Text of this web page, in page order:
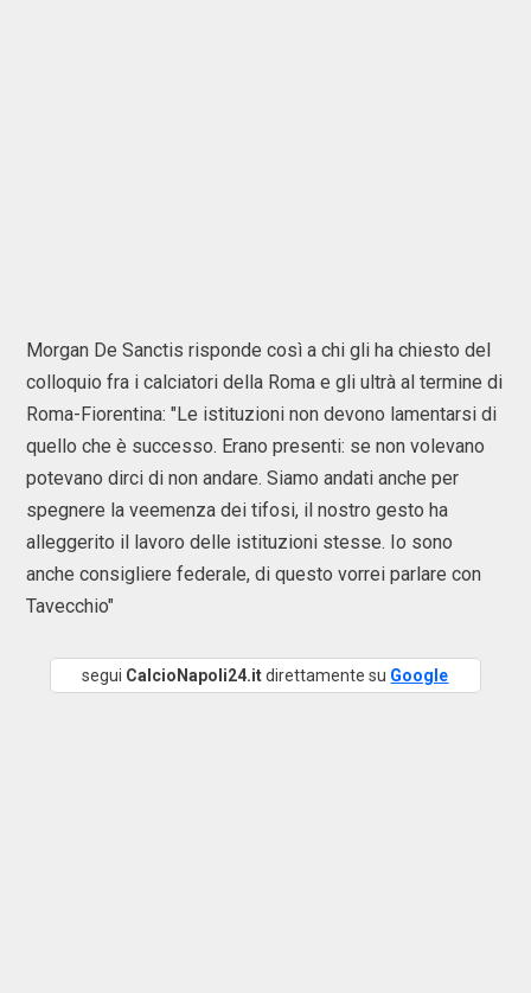
Morgan De Sanctis risponde così a chi gli ha chiesto del
colloquio fra i calciatori della Roma e gli ultrà al termine di
Roma-Fiorentina: "Le istituzioni non devono lamentarsi di
quello che è successo. Erano presenti: se non volevano
potevano dirci di non andare. Siamo andati anche per
spegnere la veemenza dei tifosi, il nostro gesto ha
alleggerito il lavoro delle istituzioni stesse. Io sono
anche consigliere federale, di questo vorrei parlare con
Tavecchio"
segui CalcioNapoli24.itdirettamente su Google